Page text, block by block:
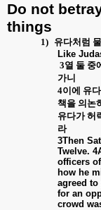
Do not
things
1) 유다처럼
Like
3열 둘 중
가니
4이에 유
책을 의논
유다가 허
라
3Then
Twelve.
officers
how he
agreed to
for an
crowd